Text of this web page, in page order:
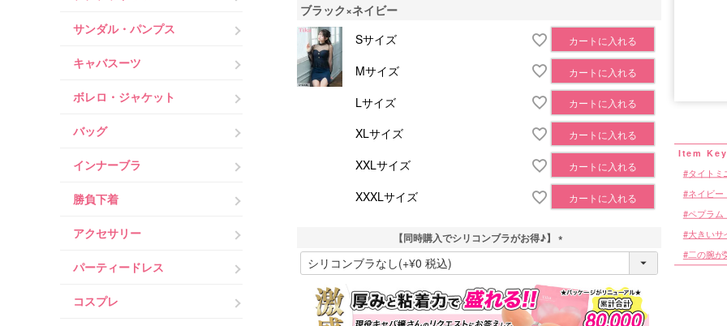
サンダル・パンプス
キャバスーツ
ボレロ・ジャケット
バッグ
インナーブラ
勝負下着
アクセサリー
パーティードレス
コスプレ
ブラック×ネイビー
Sサイズ
カートに入れる
Mサイズ カートに入れる
Lサイズ カートに入れる
XLサイズ カートに入れる
XXLサイズ カートに入れる
XXXLサイズ カートに入れる
【同時購入でシリコンブラがお得♪】
(
必
須
)
タイトミ
ネイビー
ペプラム
大きいサ
二の腕が